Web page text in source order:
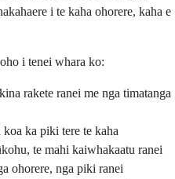
i te kaha ohorere, kaha e
i tenei whara ko:
rakete ranei me nga timatanga
koa ka piki tere te kaha
te mahi kaiwhakaatu ranei
ohorere, nga piki ranei